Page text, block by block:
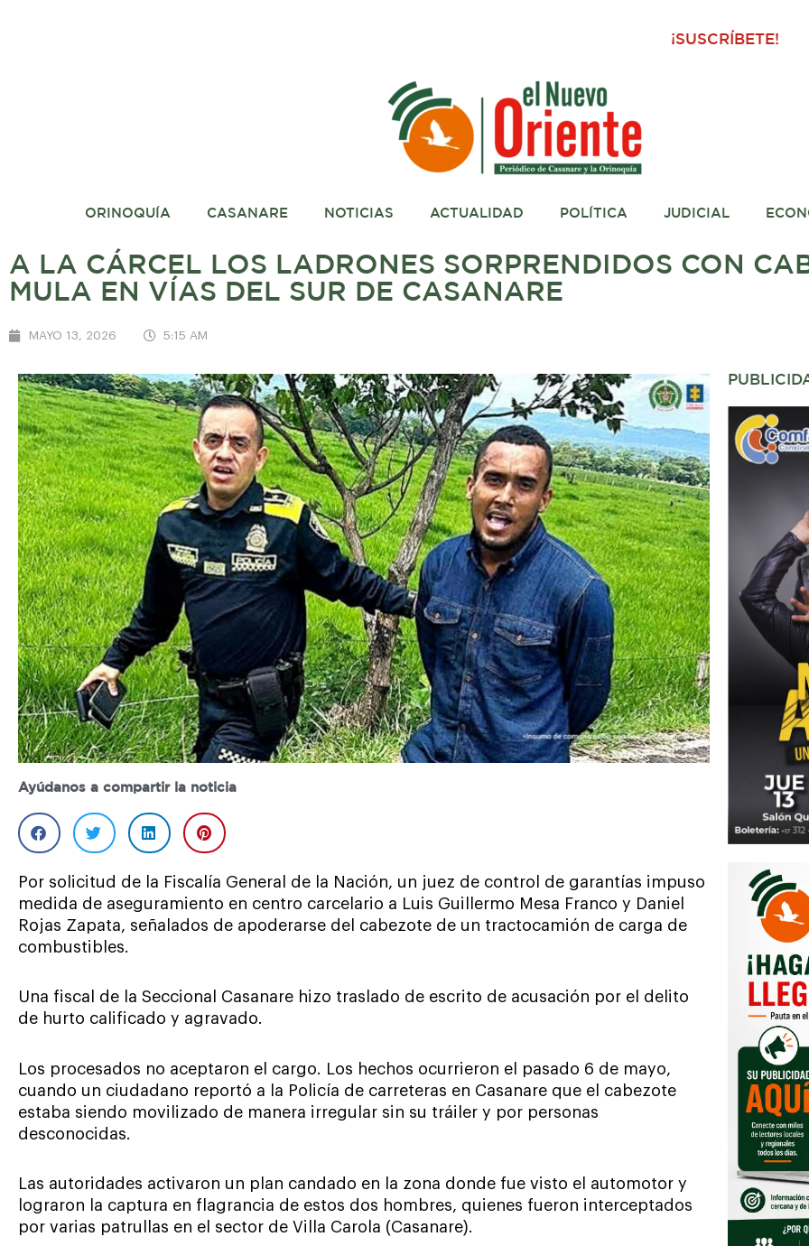
¡SUSCRÍBETE!
ORINOQUÍA CASANARE NOTICIAS ACTUALIDAD POLÍTICA JUDICIAL
A LA CÁRCEL LOS LADRONES SORPRENDIDOS CON
MULA EN VÍAS DEL SUR DE CASANARE
MAYO 13, 2026 5:15 AM
Ayúdanos a compartir la noticia
Por solicitud de la Fiscalía General de la Nación, un juez de control de garantías impuso
medida de aseguramiento en centro carcelario a Luis Guillermo Mesa Franco y Daniel
Rojas Zapata, señalados de apoderarse del cabezote de un tractocamión de carga de
combustibles.
Una fiscal de la Seccional Casanare hizo traslado de escrito de acusación por el delito
de hurto calificado y agravado.
Los procesados no aceptaron el cargo. Los hechos ocurrieron el pasado 6 de mayo,
cuando un ciudadano reportó a la Policía de carreteras en Casanare que el cabezote
estaba siendo movilizado de manera irregular sin su tráiler y por personas
desconocidas.
Las autoridades activaron un plan candado en la zona donde fue visto el automotor y
lograron la captura en flagrancia de estos dos hombres, quienes fueron interceptados
por varias patrullas en el sector de Villa Carola (Casanare).